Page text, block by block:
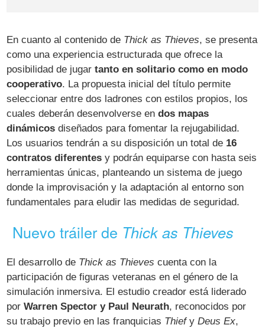
En cuanto al contenido de Thick as Thieves, se presenta
como una experiencia estructurada que ofrece la
posibilidad de jugartanto en solitario como en modo
cooperativo. La propuesta inicial del título permite
seleccionar entre dos ladrones con estilos propios, los
cuales deberán desenvolverse endos mapas
dinámicos diseñados para fomentar la rejugabilidad.
Los usuarios tendrán a su disposición un total de 16
contratos diferentes y podrán equiparse con hasta seis
herramientas únicas, planteando un sistema de juego
donde la improvisación y la adaptación al entorno son
fundamentales para eludir las medidas de seguridad.
Nuevo tráiler de Thick as Thieves
El desarrollo de Thick as Thieves cuenta con la
participación de figuras veteranas en el género de la
simulación inmersiva. El estudio creador está liderado
porWarren Spector y Paul Neurath, reconocidos por
su trabajo previo en las franquicias ThiefyDeus Ex,